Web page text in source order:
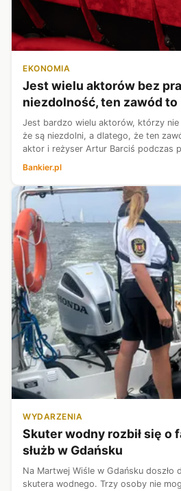
EKONOMIA
Jest wielu aktorów bez
niezdolność, ten zawód
Jest bardzo wielu aktorów, którzy nie
że są niezdolni, a dlatego, że ten
aktor i reżyser Artur Barciś podczas
Centrum ...
Bankier.pl
WYDARZENIA
Skuter wodny rozbił się o
służb w Gdańsku
Na Martwej Wiśle w Gdańsku doszło
skutera wodnego. Trzy osoby nie